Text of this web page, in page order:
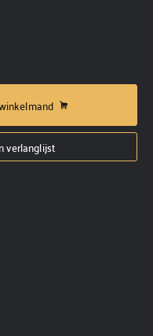
verlanglijst